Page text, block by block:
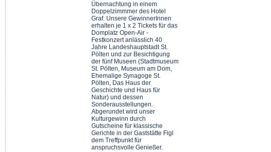
Übernachtung in einem
Doppelzimmmer des Hotel
Graf. Unsere GewinnerInnen
erhalten je 1 x 2 Tickets für das
Domplatz Open-Air -
Festkonzert anlässlich 40
Jahre Landeshauptstadt St.
Pölten und zur Besichtigung
der fünf Museen (Stadtmuseum
St. Pölten, Museum am Dom,
Ehemalige Synagoge St.
Pölten, Das Haus der
Geschichte und Haus für
Natur) und dessen
Sonderausstellungen.
Abgerundet wird unser
Kulturgewinn durch
Gutscheine für klassische
Gerichte in der Gaststätte Figl
dem Treffpunkt für
anspruchsvolle Genießer.